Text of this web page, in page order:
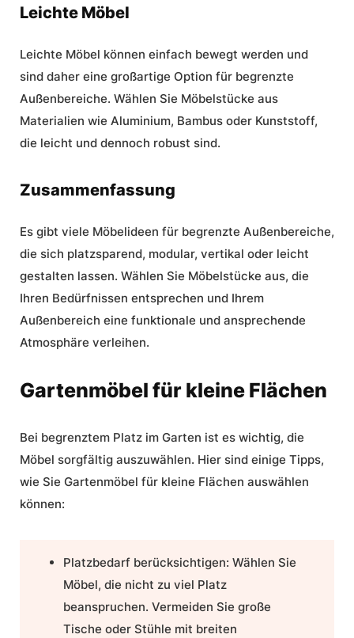
Leichte Möbel
Leichte Möbel können einfach bewegt werden und
sind daher eine großartige Option für begrenzte
Außenbereiche. Wählen Sie Möbelstücke aus
Materialien wie Aluminium, Bambus oder Kunststoff,
die leicht und dennoch robust sind.
Zusammenfassung
Es gibt viele Möbelideen für begrenzte Außenbereiche,
die sich platzsparend, modular, vertikal oder leicht
gestalten lassen. Wählen Sie Möbelstücke aus, die
Ihren Bedürfnissen entsprechen und Ihrem
Außenbereich eine funktionale und ansprechende
Atmosphäre verleihen.
Gartenmöbel für kleine Flächen
Bei begrenztem Platz im Garten ist es wichtig, die
Möbel sorgfältig auszuwählen. Hier sind einige Tipps,
wie Sie Gartenmöbel für kleine Flächen auswählen
können:
Platzbedarf berücksichtigen: Wählen Sie
Möbel, die nicht zu viel Platz
beanspruchen. Vermeiden Sie große
Tische oder Stühle mit breiten